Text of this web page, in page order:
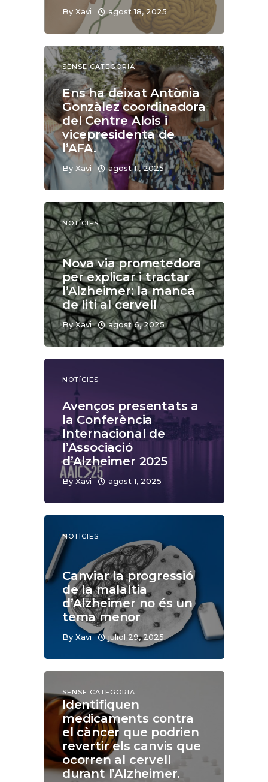
By Xavi agost 18, 2025
SENSE CATEGORIA
Ens ha deixat Antònia
Gonzàlez coordinadora
del Centre Alois i
vicepresidenta de
l’AFA.
By Xavi agost 11, 2025
NOTÍCIES
Nova via prometedora
per explicar i tractar
l’Alzheimer: la manca
de liti al cervell
ByXavi agost 6, 2025
NOTÍCIES
Avenços presentats a
la Conferència
Internacional de
l’Associació
d’Alzheimer 2025
ByXavi agost 1, 2025
NOTÍCIES
Canviar la progressió
de la malaltia
d’Alzheimer no és un
tema menor
By Xavi juliol 29, 2025
SENSE CATEGORIA
Identifiquen
medicaments contra
el càncer que podrien
revertir els canvis que
ocorren al cervell
durant l’Alzheimer.